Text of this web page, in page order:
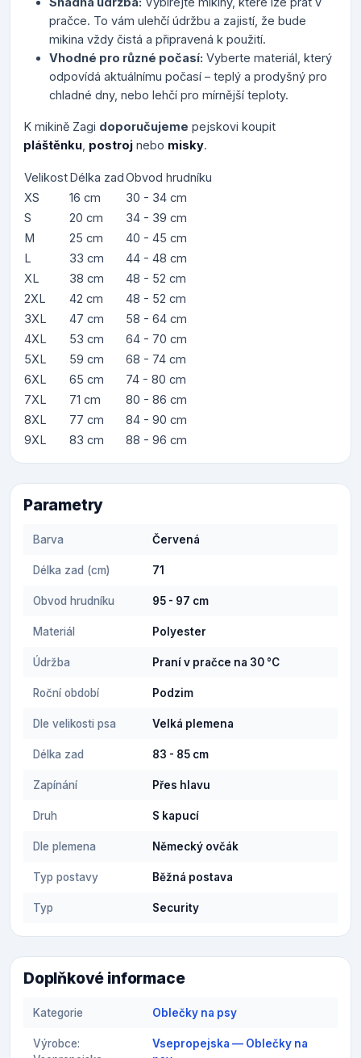
pračce. To vám ulehčí údržbu a zajistí, že bude
mikina vždy čistá a připravená k použití.
Vhodné pro různé počasí: Vyberte materiál, který
odpovídá aktuálnímu počasí – teplý a prodyšný pro
chladné dny, nebo lehčí pro mírnější teploty.
K mikině Zagi doporučujeme pejskovi koupit
pláštěnku postroj nebo misky.
VelikostDélka zadObvod hrudníku
XS
16 cm
30 - 34 cm
S
20 cm
34 - 39 cm
M
25 cm
40 - 45 cm
L
33 cm
44 - 48 cm
XL
38 cm
48 - 52 cm
2XL
42 cm
48 - 52 cm
3XL
47 cm
58 - 64 cm
4XL
53 cm
64 - 70 cm
5XL
59 cm
68 - 74 cm
6XL
65 cm
74 - 80 cm
7XL
71 cm
80 - 86 cm
8XL
77 cm
84 - 90 cm
9XL
83 cm 88 - 96 cm
Parametry
Barva Červená
Délka zad (cm) 71
Obvod hrudníku 95 - 97 cm
Materiál Polyester
Údržba Praní v pračce na 30 °C
Roční období Podzim
Dle velikosti psa Velká plemena
Délka zad 83 - 85 cm
Zapínání Přes hlavu
Druh S kapucí
Dle plemena Německý ovčák
Typ postavy Běžná postava
Typ Security
Doplňkové informace
Kategorie Oblečky na psy
Výrobce:
Vsepropejska — Oblečky na